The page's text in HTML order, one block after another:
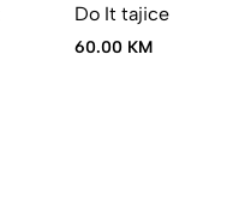
Do It tajice
60.00 KM